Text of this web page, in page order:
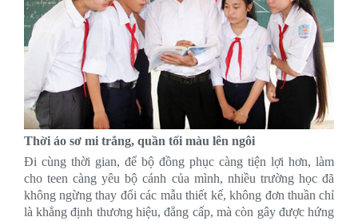
Thời áo sơ mi trắng, quần tối màu lên ngôi
Đi cùng thời gian, để bộ đồng phục càng tiện lợi hơn, làm
cho teen càng yêu bộ cánh của mình, nhiều trường học đã
không ngừng thay đổi các mẫu thiết kế, không đơn thuần chỉ
là khẳng định thương hiệu, đẳng cấp, mà còn gây được hứng